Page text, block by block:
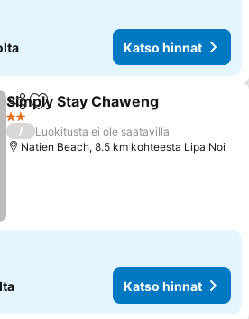
Katso hinnat
Jaa Lisää suosikkeihin
Simply Stay Chaweng
2 Tähtiluokitus
/
Luokitusta ei ole saatavilla
Natien Beach, 8.5 km kohteesta Lipa Noi
Katso hinnat